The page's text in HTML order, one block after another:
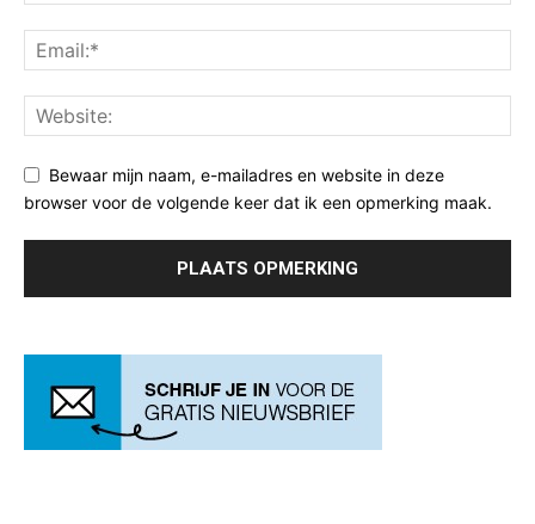
Bewaar mijn naam, e-mailadres en website in deze
browser voor de volgende keer dat ik een opmerking maak.